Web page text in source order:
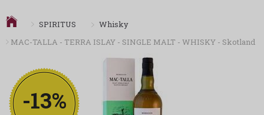
SPIRITUS
Whisky
MAC-TALLA - TERRA ISLAY - SINGLE MALT - WHISKY - Skotland
-13%